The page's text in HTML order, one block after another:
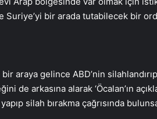
Suriye’yi bir arada tutabilecek bir
araya gelince ABD’nin
de arkasına alarak ‘Öcalan’ın
silah bırakma çağrısında